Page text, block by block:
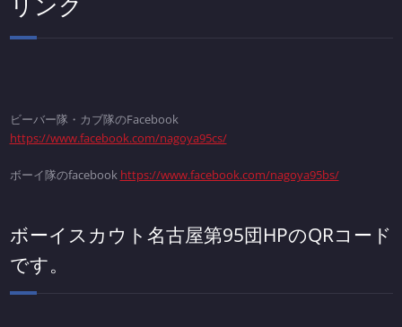
ビーバー隊・カブ隊のFacebook
https://www.facebook.com/nagoya95cs/
ボーイ隊のfacebook https://www.facebook.com/nagoya95bs/
ボーイスカウト名古屋第95団HPのQRコード
です。